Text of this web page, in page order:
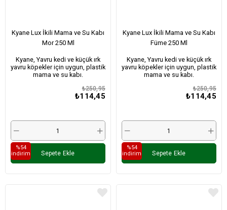
Kyane Lux İkili Mama ve Su Kabı
Mor 250 Ml
Kyane, Yavru kedi ve küçük ırk
yavru köpekler için uygun, plastik
mama ve su kabı.
₺114,45
₺250,95
Sepete Ekle
%54
i̇ndirim
Kyane Lux İkili Mama ve Su Kabı
Füme 250 Ml
Kyane, Yavru kedi ve küçük ırk
yavru köpekler için uygun, plastik
mama ve su kabı.
₺114,45
₺250,95
Sepete Ekle
%54
i̇ndirim